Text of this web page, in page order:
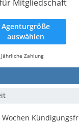
Mitgliedschaft
Agenturgröße
auswählen
Jährliche Zahlung
Wochen